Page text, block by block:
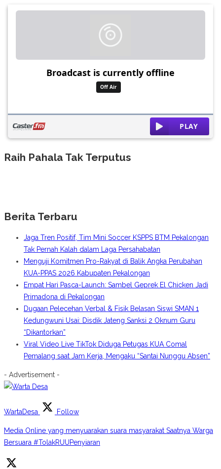
Raih Pahala Tak Terputus
Berita Terbaru
Jaga Tren Positif, Tim Mini Soccer KSPPS BTM Pekalongan
Tak Pernah Kalah dalam Laga Persahabatan
Menguji Komitmen Pro-Rakyat di Balik Angka Perubahan
KUA-PPAS 2026 Kabupaten Pekalongan
Empat Hari Pasca-Launch: Sambel Geprek El Chicken Jadi
Primadona di Pekalongan
Dugaan Pelecehan Verbal & Fisik Belasan Siswi SMAN 1
Kedungwuni Usai: Disdik Jateng Sanksi 2 Oknum Guru
“Dikantorkan”
Viral Video Live TikTok Diduga Petugas KUA Comal
Pemalang saat Jam Kerja, Mengaku “Santai Nunggu Absen”
- Advertisement -
WartaDesa Follow
Media Online yang menyuarakan suara masyarakat Saatnya Warga
Bersuara #TolakRUUPenyiaran